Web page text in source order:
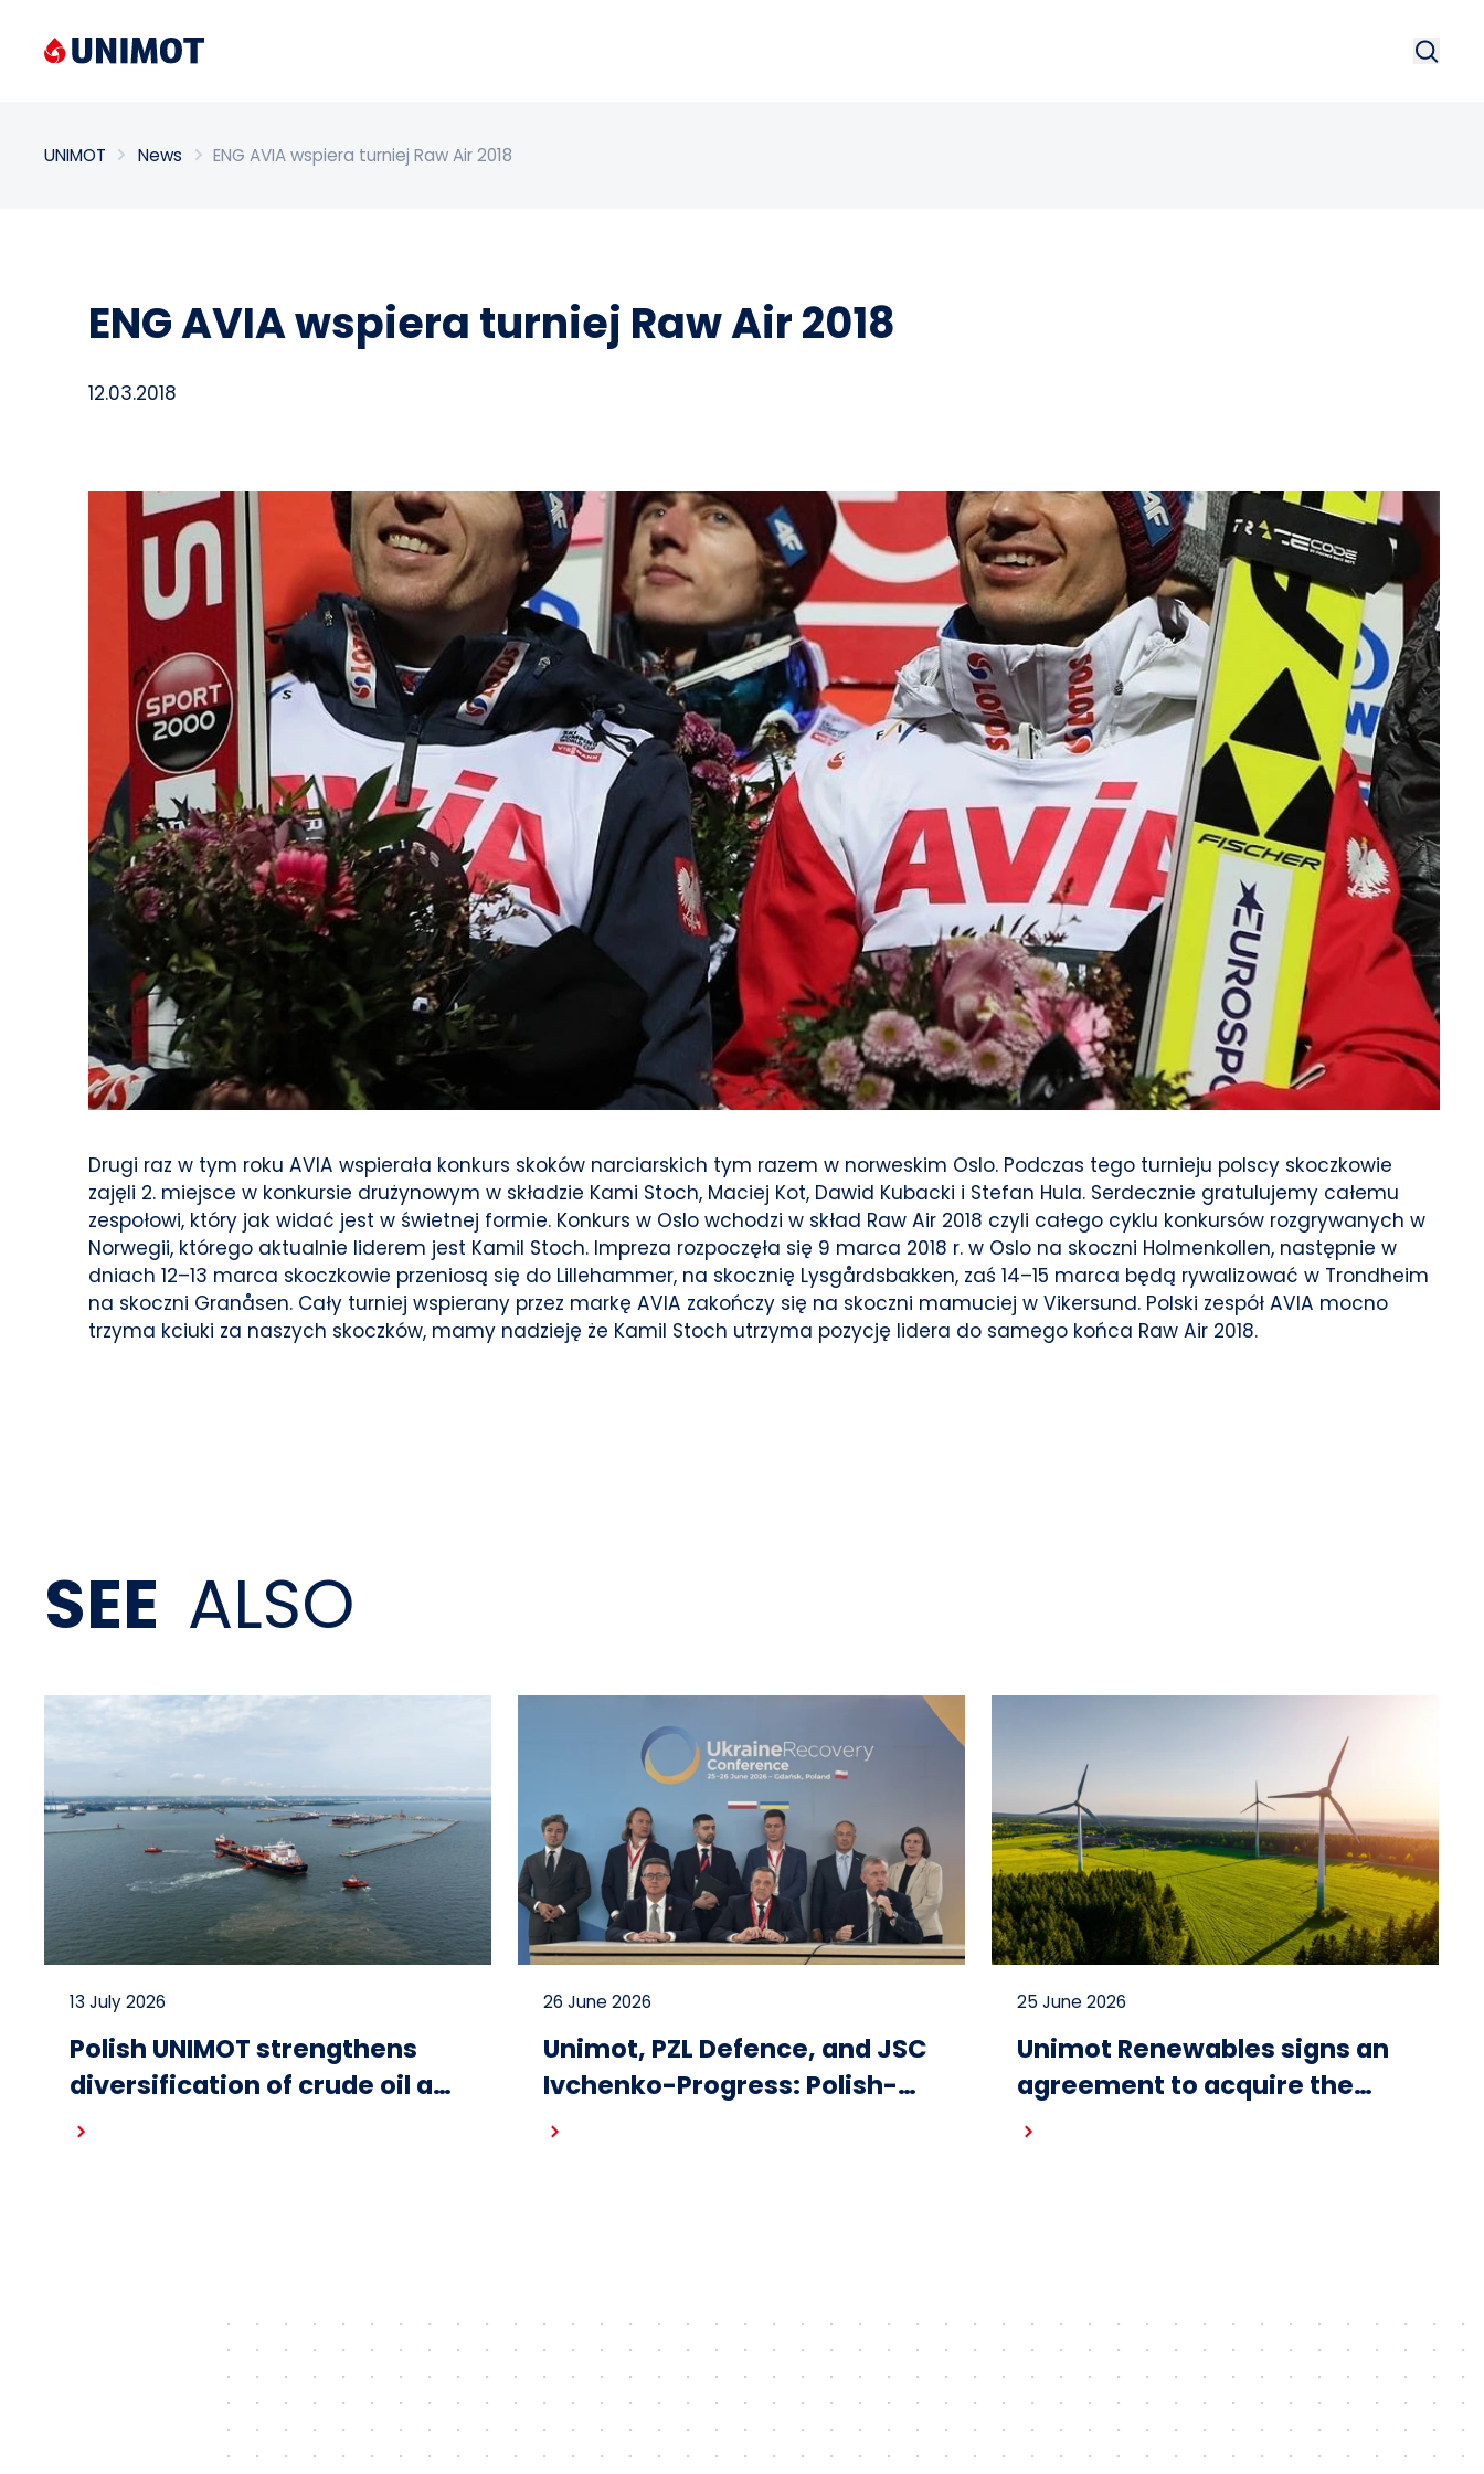
Search
UNIMOT News ENG AVIA wspiera turniej Raw Air 2018
ENG AVIA wspiera turniej Raw Air 2018
12.03.2018
Drugi raz w tym roku AVIA wspierała konkurs skoków narciarskich tym razem w norweskim Oslo. Podczas tego turnieju polscy skoczkowie
zajęli 2. miejsce w konkursie drużynowym w składzie Kami Stoch, Maciej Kot, Dawid Kubacki i Stefan Hula. Serdecznie gratulujemy całemu
zespołowi, który jak widać jest w świetnej formie. Konkurs w Oslo wchodzi w skład Raw Air 2018 czyli całego cyklu konkursów rozgrywanych w
Norwegii, którego aktualnie liderem jest Kamil Stoch. Impreza rozpoczęła się 9 marca 2018 r. w Oslo na skoczni Holmenkollen, następnie w
dniach 12–13 marca skoczkowie przeniosą się do Lillehammer, na skocznię Lysgårdsbakken, zaś 14–15 marca będą rywalizować w Trondheim
na skoczni Granåsen. Cały turniej wspierany przez markę AVIA zakończy się na skoczni mamuciej w Vikersund. Polski zespół AVIA mocno
trzyma kciuki za naszych skoczków, mamy nadzieję że Kamil Stoch utrzyma pozycję lidera do samego końca Raw Air 2018.
SEE ALSO
13 July 2026
Polish UNIMOT strengthens
diversification of crude oil and
fuel supplies for the region:
26 June 2026
Unimot, PZL Defence, and JSC
Ivchenko-Progress: Polish-
Ukrainian cooperation on the
25 June 2026
Unimot Renewables signs an
agreement to acquire the
Gostynin wind farm – the first